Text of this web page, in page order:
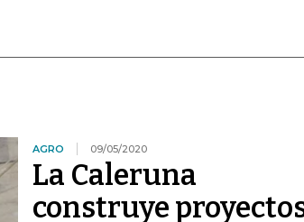
AGRO 09/05/2020
La Caleruna
construye